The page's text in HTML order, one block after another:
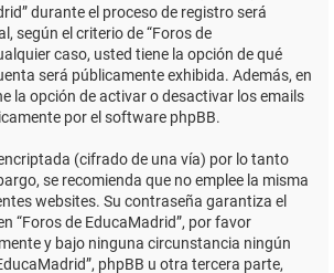
durante el proceso de registro será
según el criterio de “Foros de
caso, usted tiene la opción de qué
será públicamente exhibida. Además, en
la opción de activar o desactivar los emails
por el software phpBB.
(cifrado de una vía) por lo tanto
se recomienda que no emplee la misma
websites. Su contraseña garantiza el
“Foros de EducaMadrid”, por favor
y bajo ninguna circunstancia ningún
phpBB u otra tercera parte,